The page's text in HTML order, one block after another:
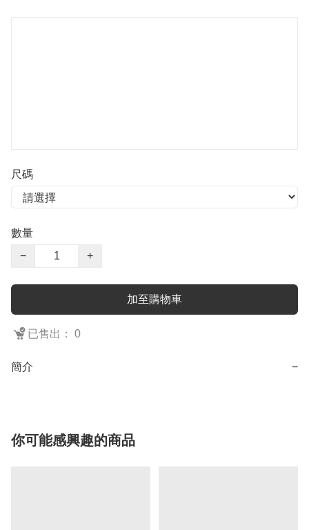
尺碼
數量
−
+
加至購物車
已售出： 0
簡介 −
你可能感興趣的商品